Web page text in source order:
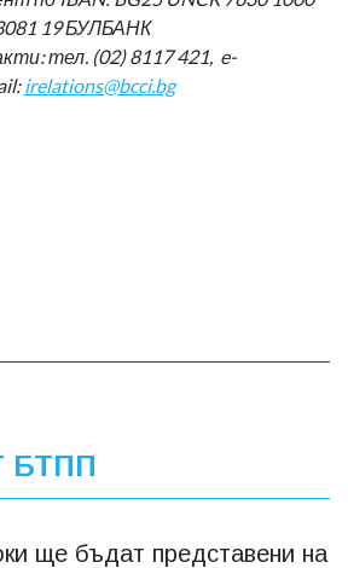
19 БУЛБАНК
тел. (02) 8117 421, e-
irelations@bcci.bg
БТПП
ще бъдат представени на